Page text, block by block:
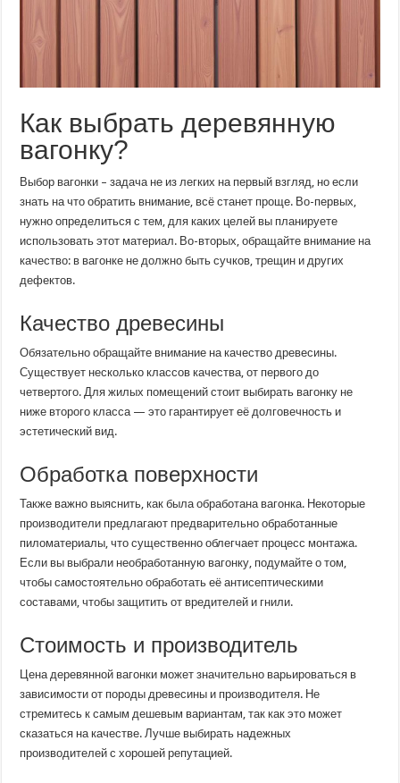
Как выбрать деревянную
вагонку?
Выбор вагонки – задача не из легких на первый взгляд, но если
знать на что обратить внимание, всё станет проще. Во-первых,
нужно определиться с тем, для каких целей вы планируете
использовать этот материал. Во-вторых, обращайте внимание на
качество: в вагонке не должно быть сучков, трещин и других
дефектов.
Качество древесины
Обязательно обращайте внимание на качество древесины.
Существует несколько классов качества, от первого до
четвертого. Для жилых помещений стоит выбирать вагонку не
ниже второго класса — это гарантирует её долговечность и
эстетический вид.
Обработка поверхности
Также важно выяснить, как была обработана вагонка. Некоторые
производители предлагают предварительно обработанные
пиломатериалы, что существенно облегчает процесс монтажа.
Если вы выбрали необработанную вагонку, подумайте о том,
чтобы самостоятельно обработать её антисептическими
составами, чтобы защитить от вредителей и гнили.
Стоимость и производитель
Цена деревянной вагонки может значительно варьироваться в
зависимости от породы древесины и производителя. Не
стремитесь к самым дешевым вариантам, так как это может
сказаться на качестве. Лучше выбирать надежных
производителей с хорошей репутацией.